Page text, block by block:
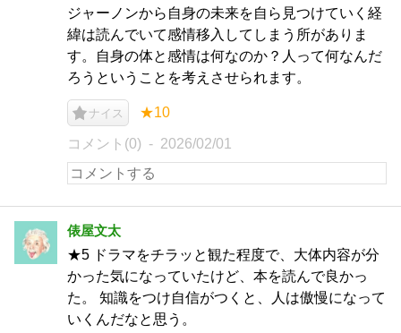
ジャーノンから自身の未来を自ら見つけていく経
緯は読んでいて感情移入してしまう所がありま
す。自身の体と感情は何なのか？人って何なんだ
ろうということを考えさせられます。
ナイス ★10
コメント(0) 2026/02/01
俵屋文太
★5 ドラマをチラッと観た程度で、大体内容が分
かった気になっていたけど、本を読んで良かっ
た。 知識をつけ自信がつくと、人は傲慢になって
いくんだなと思う。